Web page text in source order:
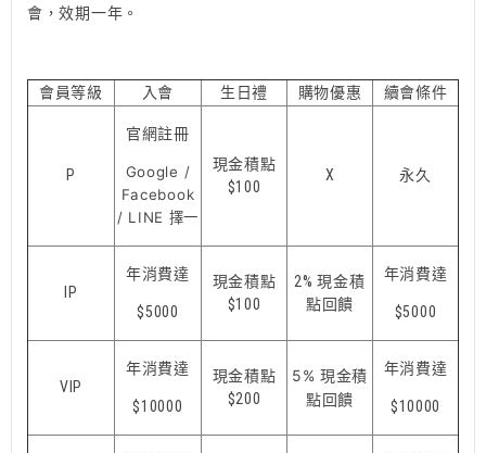
會，效期一年。
會員等級 入會 生日禮 購物優惠 續會條件
P
官網註冊
Google /
Facebook
/ LINE 擇一
現金積點
$100
X 永久
IP
年消費達
$5000
現金積點
$100
2% 現金積
點回饋
年消費達
$5000
VIP
年消費達
$10000
現金積點
$200
5% 現金積
點回饋
年消費達
$10000